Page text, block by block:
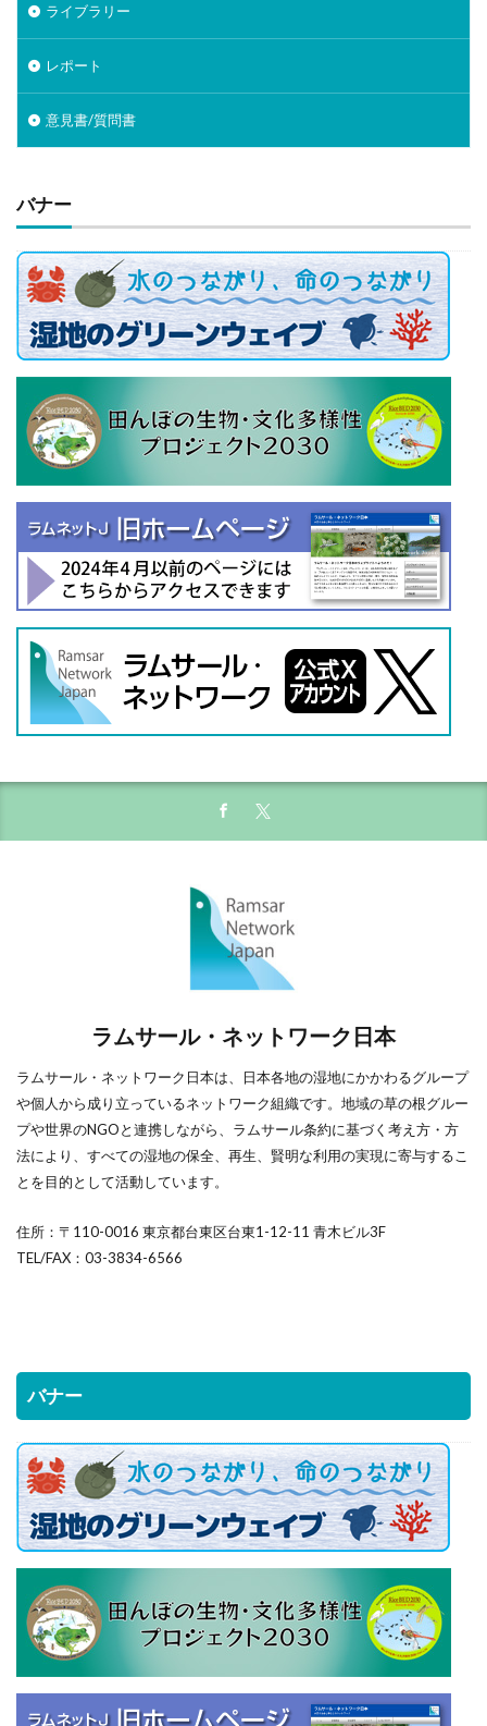
ライブラリー
レポート
意見書/質問書
バナー
ラムサール・ネットワーク日本
ラムサール・ネットワーク日本は、日本各地の湿地にかかわるグループ
や個人から成り立っているネットワーク組織です。地域の草の根グルー
プや世界のNGOと連携しながら、ラムサール条約に基づく考え方・方
法により、すべての湿地の保全、再生、賢明な利用の実現に寄与するこ
とを目的として活動しています。
住所：〒110-0016 東京都台東区台東1-12-11 青木ビル3F
TEL/FAX：03-3834-6566
バナー